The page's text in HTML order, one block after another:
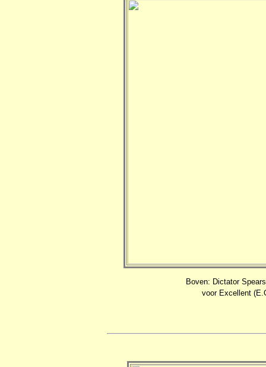
Boven: Dictator
voor Excellent